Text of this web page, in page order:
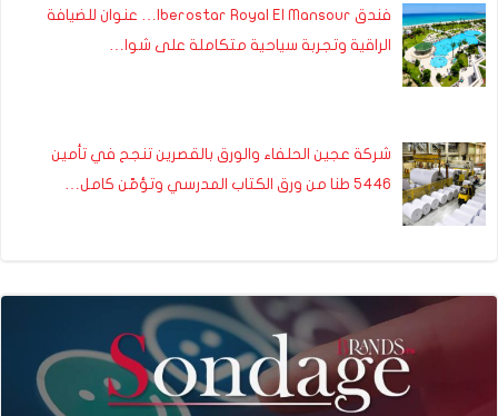
فندق Iberostar Royal El Mansour… عنوان للضيافة
الراقية وتجربة سياحية متكاملة على شوا…
شركة عجين الحلفاء والورق بالقصرين تنجح في تأمين
5446 طنا من ورق الكتاب المدرسي وتؤمّن كامل…